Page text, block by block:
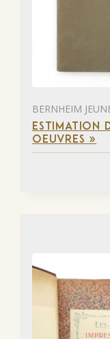
BERNHEIM
ESTIMATION
OEUVRES »